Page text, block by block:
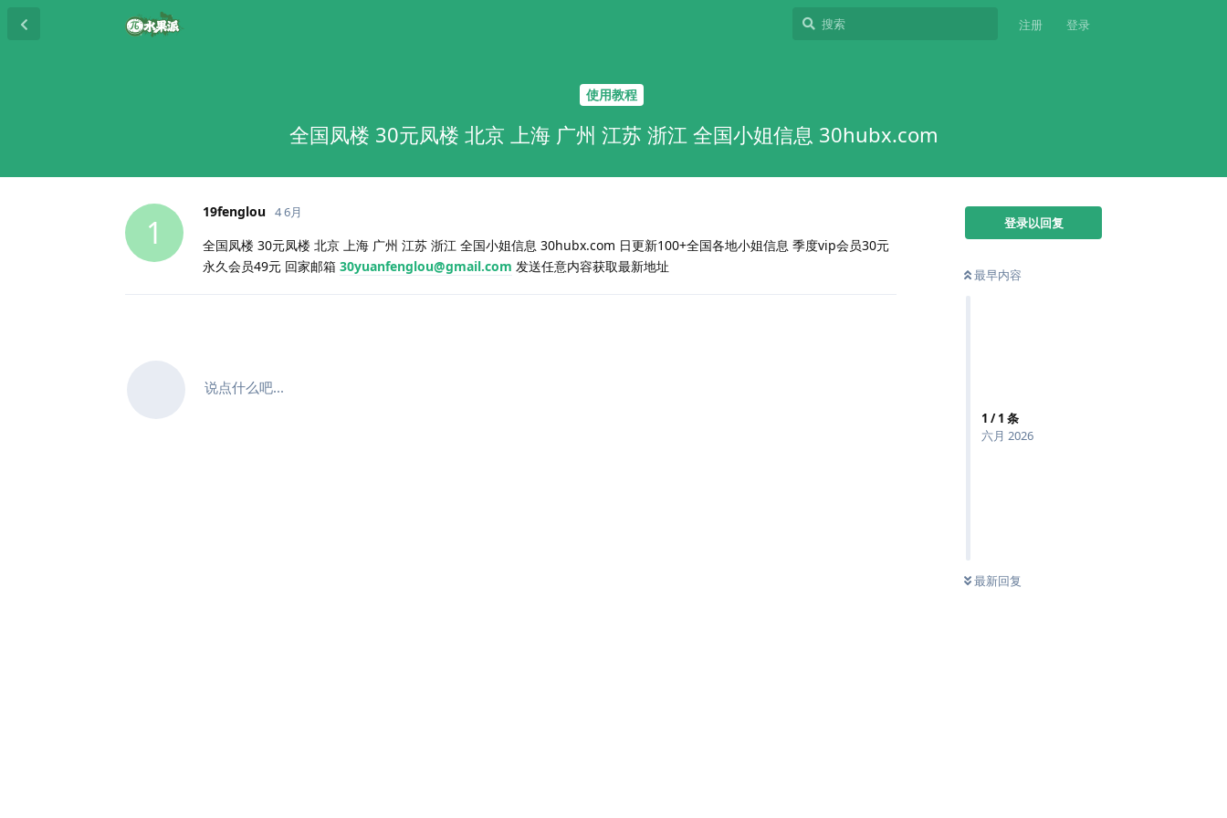
注册 登录
使用教程
全国凤楼 30元凤楼 北京 上海 广州 江苏 浙江 全国小姐信息 30hubx.com
登录以回复
最早内容
1 /1 条
六月 2026
最新回复
1
19fenglou 4 6月
全国凤楼 30元凤楼 北京 上海 广州 江苏 浙江 全国小姐信息 30hubx.com 日更新100+全国各地小姐信息 季度vip会员30元
永久会员49元 回家邮箱 30yuanfenglou@gmail.com 发送任意内容获取最新地址
说点什么吧...